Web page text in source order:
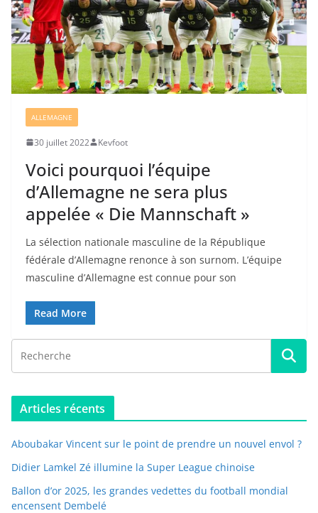
ALLEMAGNE
30 juillet 2022 Kevfoot
Voici pourquoi l’équipe
d’Allemagne ne sera plus
appelée « Die Mannschaft »
La sélection nationale masculine de la République
fédérale d’Allemagne renonce à son surnom. L’équipe
masculine d’Allemagne est connue pour son
Read More
Articles récents
Aboubakar Vincent sur le point de prendre un nouvel envol ?
Didier Lamkel Zé illumine la Super League chinoise
Ballon d’or 2025, les grandes vedettes du football mondial
encensent Dembelé